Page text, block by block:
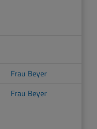
Frau Beyer
Frau Beyer